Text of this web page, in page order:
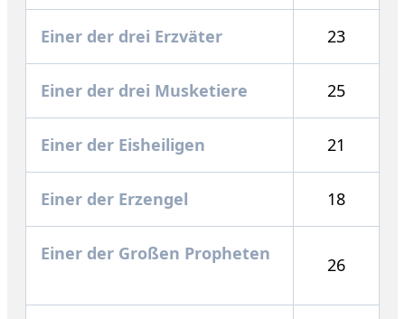
Einer der drei Erzväter 23
Einer der drei Musketiere 25
Einer der Eisheiligen 21
Einer der Erzengel 18
Einer der Großen Propheten
26